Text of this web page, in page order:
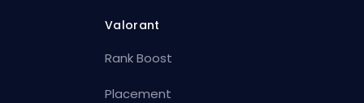
Valorant
Rank Boost
Placement